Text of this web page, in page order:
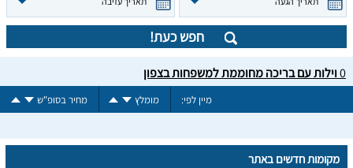
חפש כעת!
0וילות עם בריכה מחוממת למשפחות בצפון
מיין לפי: מומלץ מחיר בסופ"ש
מקומות חדשים באתר